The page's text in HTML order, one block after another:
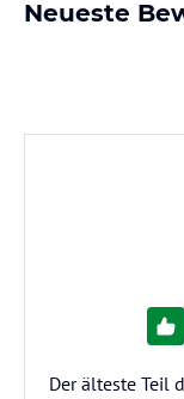
Neueste
Der älteste Teil